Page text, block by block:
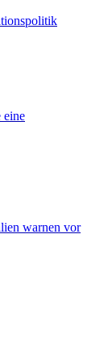
eine
warnen vor